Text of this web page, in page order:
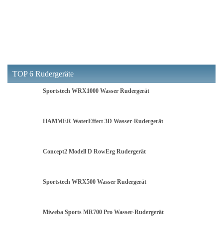
TOP 6 Rudergeräte
Sportstech WRX1000 Wasser Rudergerät
HAMMER WaterEffect 3D Wasser-Rudergerät
Concept2 Modell D RowErg Rudergerät
Sportstech WRX500 Wasser Rudergerät
Miweba Sports MR700 Pro Wasser-Rudergerät